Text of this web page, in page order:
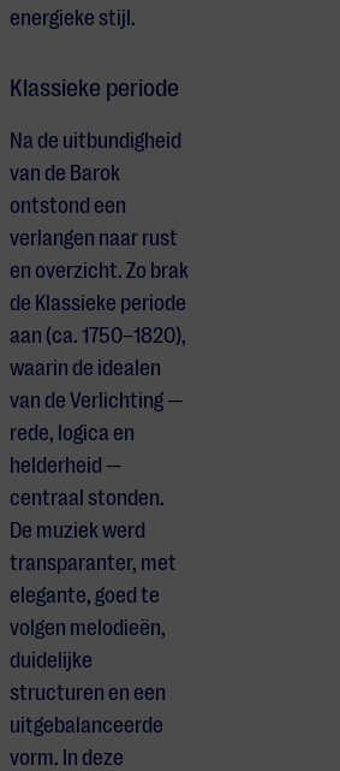
energieke stijl.
Klassieke periode
Na de uitbundigheid
van de Barok
ontstond een
verlangen naar rust
en overzicht. Zo brak
de Klassieke periode
aan (ca. 1750–1820),
waarin de idealen
van de Verlichting —
rede, logica en
helderheid —
centraal stonden.
De muziek werd
transparanter, met
elegante, goed te
volgen melodieën,
duidelijke
structuren en een
uitgebalanceerde
vorm. In deze